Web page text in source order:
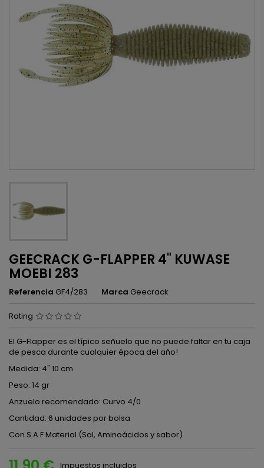
GEECRACK G-FLAPPER 4" KUWASE
MOEBI 283
Referencia GF4/283 Marca Geecrack
Rating
El G-Flapper es el típico señuelo que no puede faltar en tu caja
de pesca durante cualquier época del año!
Medida: 4" 10 cm
Peso: 14 gr
Anzuelo recomendado: Curvo 4/0
Cantidad: 6 unidades por bolsa
Con S.A.F Material (Sal, Aminoácidos y sabor)
Impuestos incluidos